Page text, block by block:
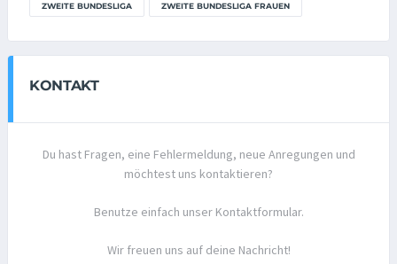
ZWEITE BUNDESLIGA ZWEITE BUNDESLIGA FRAUEN
KONTAKT
Du hast Fragen, eine Fehlermeldung, neue Anregungen und
möchtest uns kontaktieren?
Benutze einfach unser Kontaktformular.
Wir freuen uns auf deine Nachricht!